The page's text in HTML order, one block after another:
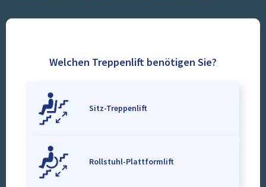
Welchen Treppenlift benötigen Sie?
Sitz-Treppenlift
Rollstuhl-Plattformlift